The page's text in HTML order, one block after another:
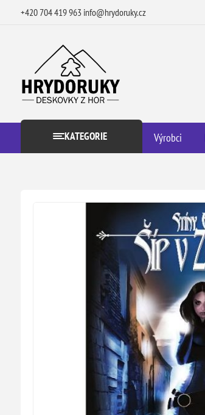
+420 704 419 963 info@hrydoruky.cz
KATEGORIE Výrobci